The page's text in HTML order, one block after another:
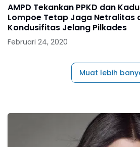
AMPD Tekankan PPKD dan
Lompoe Tetap Jaga Netralitas
Kondusifitas Jelang Pilkades
Februari 24, 2020
Muat lebih